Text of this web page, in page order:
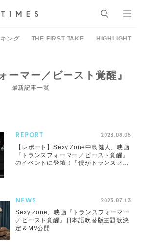
ング THE FIRST TAKE HIGHLIGHT
ーマー／ビースト覚醒』
最新記事一覧
REPORT 2023.08.05
【レポート】Sexy Zone中島健人、映画
『トランスフォーマー／ビースト覚醒』
のイベントに登壇！「僕がトランスフォ
NEWS 2023.07.13
Sexy Zone、映画『トランスフォーマー
／ビースト覚醒』日本語吹替版主題歌決
定＆MV公開